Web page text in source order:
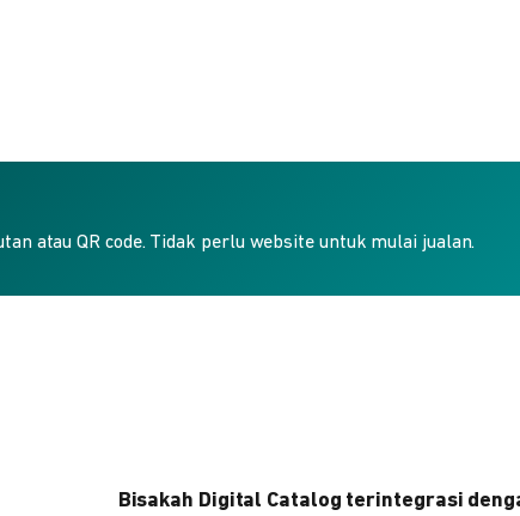
atau QR code. Tidak perlu website untuk mulai jualan.
Bisakah Digital Catalog terintegrasi